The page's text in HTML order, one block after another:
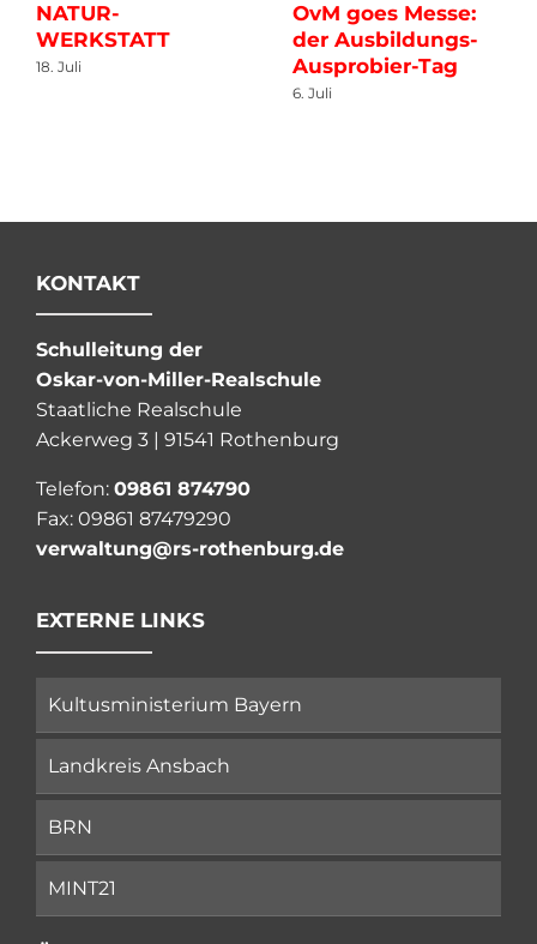
NATUR-
WERKSTATT
18. Juli
OvM goes Messe:
der Ausbildungs-
Ausprobier-Tag
6. Juli
KONTAKT
Schulleitung der
Oskar-von-Miller-Realschule
Staatliche Realschule
Ackerweg 3 | 91541 Rothenburg
Telefon: 09861 874790
Fax: 09861 87479290
verwaltung@rs-rothenburg.de
EXTERNE LINKS
Kultusministerium Bayern
Landkreis Ansbach
BRN
MINT21